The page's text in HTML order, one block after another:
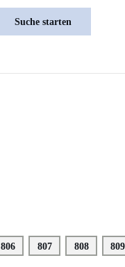
Seite
806 Seite
807 Seite
808 Seite
809